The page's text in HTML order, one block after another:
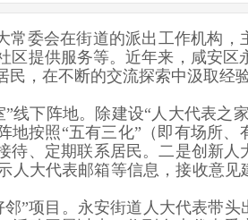
常委会在街道的派出工作机构
提供服务等。近年来，咸安
，在不断的交流探索中汲取经
线下阵地。除建设“人大代表
地按照“五有三化”（即有场所
待、定期联系居民。二是创新
人大代表邮箱等信息，接收意
”项目。永安街道人大代表带